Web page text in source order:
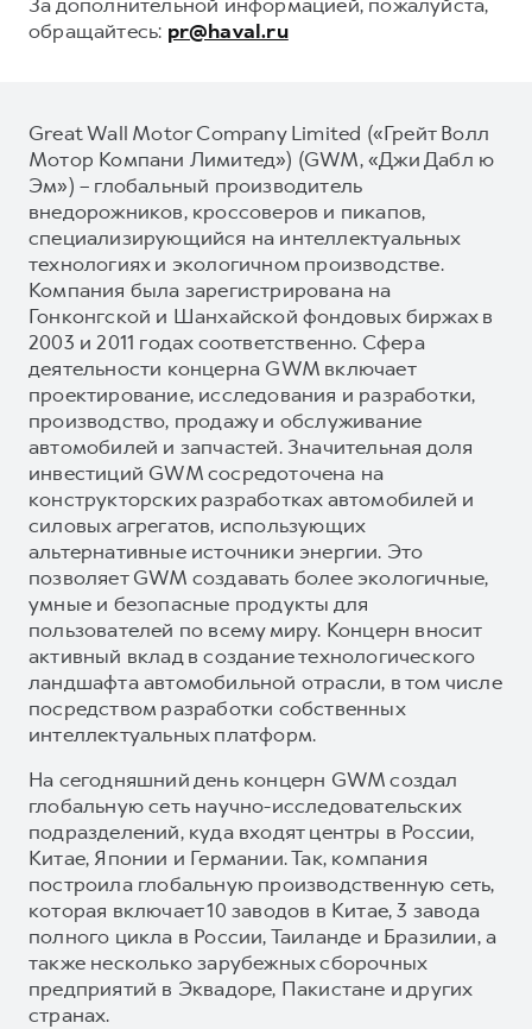
обращайтесь: pr@haval.ru
Great Wall Motor Company Limited («Грейт Волл
Мотор Компани Лимитед») (GWM, «Джи Дабл ю
Эм») – глобальный производитель
внедорожников, кроссоверов и пикапов,
специализирующийся на интеллектуальных
технологиях и экологичном производстве.
Компания была зарегистрирована на
Гонконгской и Шанхайской фондовых биржах в
2003 и 2011 годах соответственно. Сфера
деятельности концерна GWM включает
проектирование, исследования и разработки,
производство, продажу и обслуживание
автомобилей и запчастей. Значительная доля
инвестиций GWM сосредоточена на
конструкторских разработках автомобилей и
силовых агрегатов, использующих
альтернативные источники энергии. Это
позволяет GWM создавать более экологичные,
умные и безопасные продукты для
пользователей по всему миру. Концерн вносит
активный вклад в создание технологического
ландшафта автомобильной отрасли, в том числе
посредством разработки собственных
интеллектуальных платформ.
На сегодняшний день концерн GWM создал
глобальную сеть научно-исследовательских
подразделений, куда входят центры в России,
Китае, Японии и Германии. Так, компания
построила глобальную производственную сеть,
которая включает 10 заводов в Китае, 3 завода
полного цикла в России, Таиланде и Бразилии, а
также несколько зарубежных сборочных
предприятий в Эквадоре, Пакистане и других
странах.